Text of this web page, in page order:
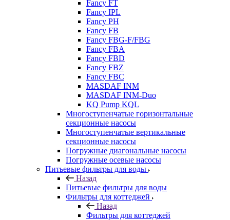
Fancy FT
Fancy IPL
Fancy PH
Fancy FB
Fancy FBG-F/FBG
Fancy FBA
Fancy FBD
Fancy FBZ
Fancy FBC
MASDAF INM
MASDAF INM-Duo
KQ Pump KQL
Многоступенчатые горизонтальные
секционные насосы
Многоступенчатые вертикальные
секционные насосы
Погружные диагональные насосы
Погружные осевые насосы
Питьевые фильтры для воды
Назад
Питьевые фильтры для воды
Фильтры для коттеджей
Назад
Фильтры для коттеджей